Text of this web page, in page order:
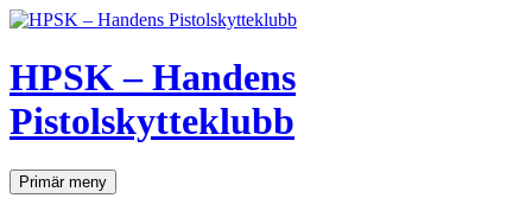
Hoppa
innehåll
HPSK – Handens
Pistolskytteklubb
SökPrimär meny